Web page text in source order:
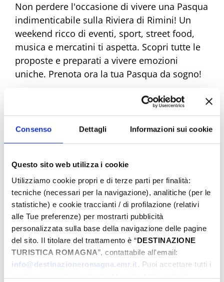
Consenso Dettagli Informazioni sui cookie
Questo sito web utilizza i cookie
Utilizziamo cookie propri e di terze parti per finalità:
tecniche (necessari per la navigazione), analitiche (per le
statistiche) e cookie traccianti / di profilazione (relativi
alle Tue preferenze) per mostrarti pubblicità
personalizzata sulla base della navigazione delle pagine
del sito. Il titolare del trattamento è “DESTINAZIONE
TURISTICA ROMAGNA”, contattabile all'email:
info@destinazioneromagna.emr.it. Puoi accettare tutti i
cookie premendo il pulsante “Accetta tutti i cookie”,
Non perdere l'occasione di vivere una Pasqua
indimenticabile sulla Riviera di Rimini! Un
weekend ricco di eventi, sport, street food,
musica e mercatini ti aspetta. Scopri tutte le
proposte e preparati a vivere emozioni
uniche. Prenota ora la tua Pasqua da sogno!
Dal
A
Comune